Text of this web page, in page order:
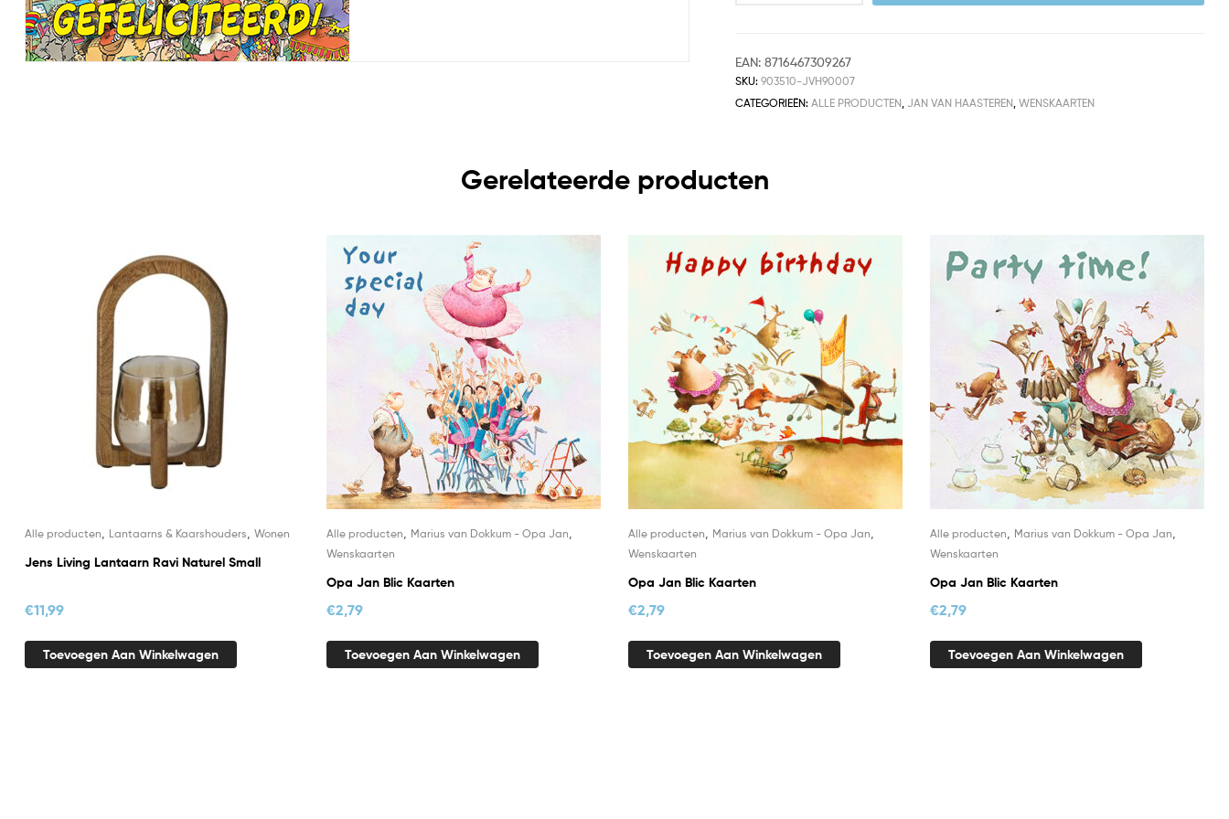
EAN:8716467309267
SKU:903510-JVH90007
CATEGORIEËN:ALLE PRODUCTEN ,JAN VAN HAASTEREN ,WENSKAARTEN
Gerelateerde producten
Alle producten Lantaarns & Kaarshouders Wonen
Jens Living Lantaarn Ravi Naturel Small
€11,99
Toevoegen Aan Winkelwagen
Alle producten Marius van Dokkum - Opa Jan
Wenskaarten
Opa Jan Blic Kaarten
€2,79
Toevoegen Aan Winkelwagen
Alle producten Marius van Dokkum - Opa Jan
Wenskaarten
Opa Jan Blic Kaarten
€2,79
Toevoegen Aan Winkelwagen
Alle producten Marius van Dokkum - Opa Jan
Wenskaarten
Opa Jan Blic Kaarten
€2,79
Toevoegen Aan Winkelwagen